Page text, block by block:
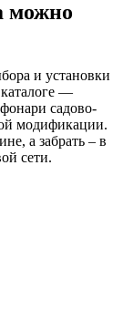
можно
и установки
—
садово-
модификации.
а забрать – в
сети.